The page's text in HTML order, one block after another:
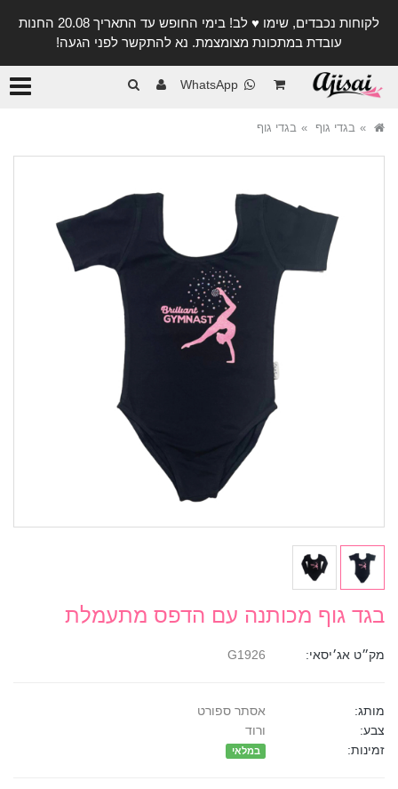
לקוחות נכבדים, שימו ♥️ לב! בימי החופש עד התאריך 20.08 החנות
עובדת במתכונת מצומצמת. נא להתקשר לפני הגעה!
WhatsApp
בגדי גוף בגדי גוף
בגד גוף מכותנה עם הדפס מתעמלת
מק״ט אג׳יסאי:
מותג:
אסתר ספורט
צבע:
ורוד
זמינות:
במלאי